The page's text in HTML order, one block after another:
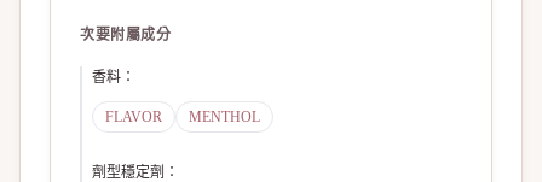
次要附屬成分
香料 ：
FLAVOR MENTHOL
劑型穩定劑 ：